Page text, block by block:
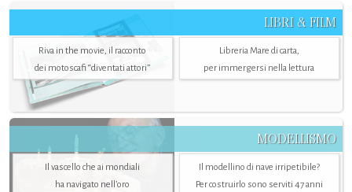
LIBRI & FILM
Riva in the movie, il racconto
dei motoscafi “diventati attori”
Libreria Mare di carta,
per immergersi nella lettura
MODELLISMO
Il vascello che ai mondiali
ha navigato nell’oro
Il modellino di nave irripetibile?
Per costruirlo sono serviti 47 anni